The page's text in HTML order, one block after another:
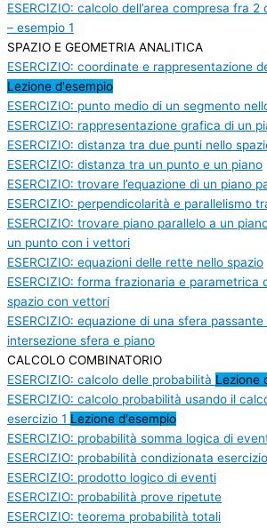
ESERCIZIO: calcolo dell’area compresa fra
– esempio 1
SPAZIO E GEOMETRIA ANALITICA
ESERCIZIO: coordinate e rappresentazione
Lezione d'esempio
ESERCIZIO: punto medio di un segmento
ESERCIZIO: rappresentazione grafica di un
ESERCIZIO: distanza tra due punti nello
ESERCIZIO: distanza tra un punto e un piano
ESERCIZIO: trovare l’equazione di un piano
ESERCIZIO: perpendicolarità e parallelismo
ESERCIZIO: trovare piano parallelo a un
un punto con i vettori
ESERCIZIO: equazioni delle rette nello spazio
ESERCIZIO: forma frazionaria e parametrica
spazio con vettori
ESERCIZIO: equazione di una sfera
intersezione sfera e piano
CALCOLO COMBINATORIO
ESERCIZIO: calcolo delle probabilità Lezione
ESERCIZIO: calcolo probabilità usando il
esercizio 1 Lezione d'esempio
ESERCIZIO: probabilità somma logica di
ESERCIZIO: probabilità condizionata
ESERCIZIO: prodotto logico di eventi
ESERCIZIO: probabilità prove ripetute
ESERCIZIO: teorema probabilità totali